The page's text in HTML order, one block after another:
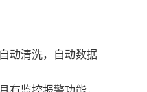
动清洗，自动数据